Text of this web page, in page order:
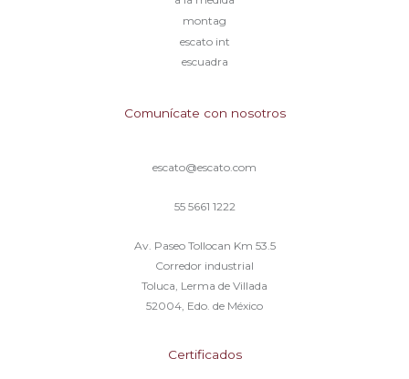
montag
escato int
escuadra
Comunícate con nosotros
escato@escato.com
55 5661 1222
Av. Paseo Tollocan Km 53.5
Corredor industrial
Toluca, Lerma de Villada
52004, Edo. de México
Certificados